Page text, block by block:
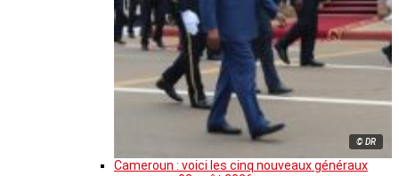
© DR
Cameroun : voici les cinq nouveaux généraux